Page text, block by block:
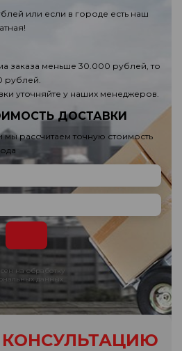
или если в городе есть наш
заказа меньше 30.000 рублей, то
рублей.
уточняйте у наших менеджеров.
ДОСТАВКИ
мы рассчитаем точную стоимость
на обработку
данных